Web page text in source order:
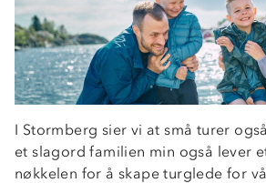
I Stormberg sier vi at små turer
et slagord familien min også lever
nøkkelen for å skape turglede for